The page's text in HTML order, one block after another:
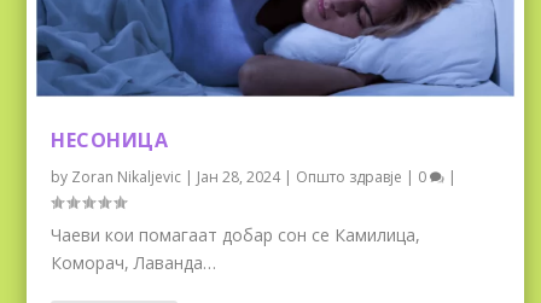
НЕСОНИЦА
by Zoran Nikaljevic | Јан 28, 2024| Општо здравје | 0 |
Чаеви кои помагаат добар сон се Камилица,
Коморач, Лаванда…